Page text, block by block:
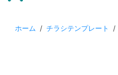
ホーム / チラシテンプレート /